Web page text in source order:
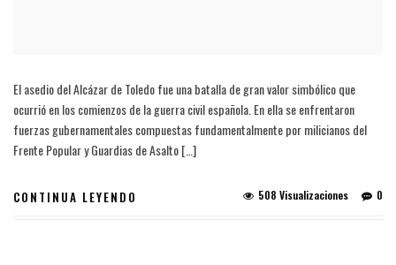
El asedio del Alcázar de Toledo fue una batalla de gran valor simbólico que
ocurrió en los comienzos de la guerra civil española. En ella se enfrentaron
fuerzas gubernamentales compuestas fundamentalmente por milicianos del
Frente Popular y Guardias de Asalto […]
CONTINUA LEYENDO 0
508 Visualizaciones